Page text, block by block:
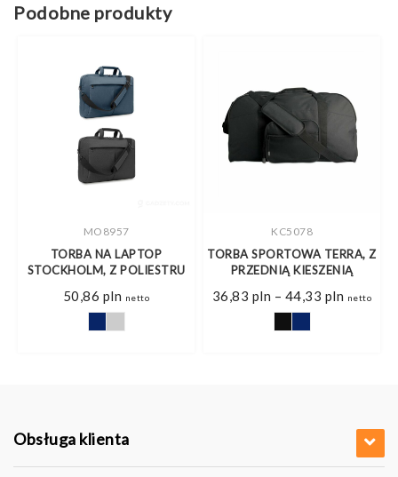
Podobne produkty
MO8957
TORBA NA LAPTOP
STOCKHOLM, Z POLIESTRU
50,86 pln netto
KC5078
TORBA SPORTOWA TERRA, Z
PRZEDNIĄ KIESZENIĄ
36,83 pln – 44,33 pln Zakres
netto
Obsługa klienta